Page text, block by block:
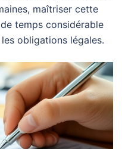
maîtriser cette
temps considérable
obligations légales.